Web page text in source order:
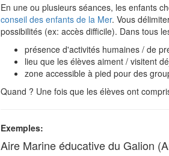
En une ou plusieurs séances, les enfants
conseil des enfants de la Mer. Vous
possibilités (ex: accès difficile). Dans tous
présence d'activités humaines / de
lieu que les élèves aiment / visitent
zone accessible à pied pour des
Quand ? Une fois que les élèves ont
Exemples:
Aire Marine éducative du Galion